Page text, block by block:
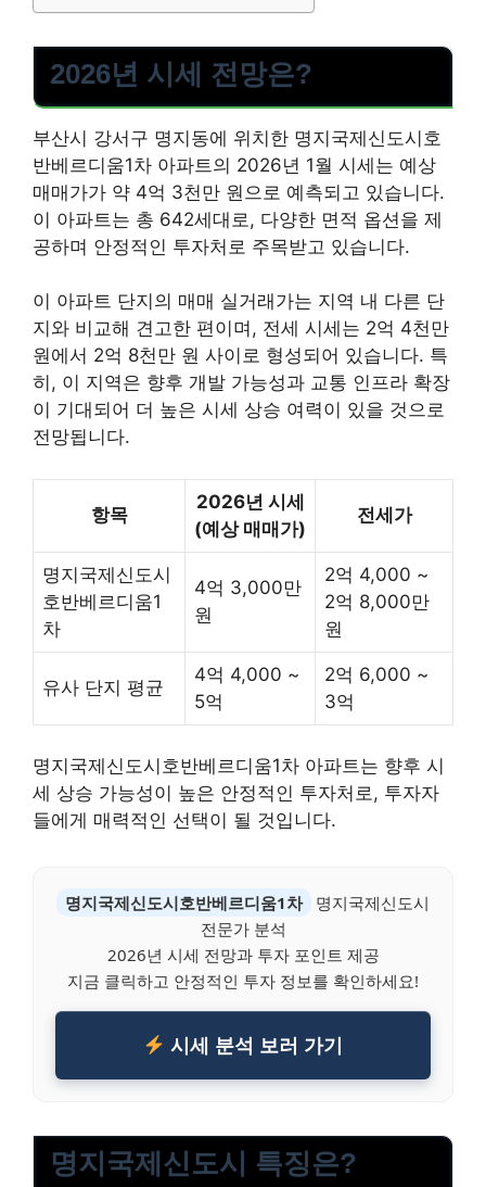
2026년 시세 전망은?
부산시 강서구 명지동에 위치한 명지국제신도시호
반베르디움1차 아파트의 2026년 1월 시세는 예상
매매가가 약 4억 3천만 원으로 예측되고 있습니다.
이 아파트는 총 642세대로, 다양한 면적 옵션을 제
공하며 안정적인 투자처로 주목받고 있습니다.
이 아파트 단지의 매매 실거래가는 지역 내 다른 단
지와 비교해 견고한 편이며, 전세 시세는 2억 4천만
원에서 2억 8천만 원 사이로 형성되어 있습니다. 특
히, 이 지역은 향후 개발 가능성과 교통 인프라 확장
이 기대되어 더 높은 시세 상승 여력이 있을 것으로
전망됩니다.
항목
2026년 시세
(예상 매매가)
전세가
명지국제신도시
호반베르디움1
차
4억 3,000만
원
2억 4,000 ~
2억 8,000만
원
유사 단지 평균
4억 4,000 ~
5억
2억 6,000 ~
3억
명지국제신도시호반베르디움1차 아파트는 향후 시
세 상승 가능성이 높은 안정적인 투자처로, 투자자
들에게 매력적인 선택이 될 것입니다.
명지국제신도시호반베르디움1차
명지국제신도시
전문가 분석
2026년 시세 전망과 투자 포인트 제공
지금 클릭하고 안정적인 투자 정보를 확인하세요!
시세 분석 보러 가기
명지국제신도시 특징은?